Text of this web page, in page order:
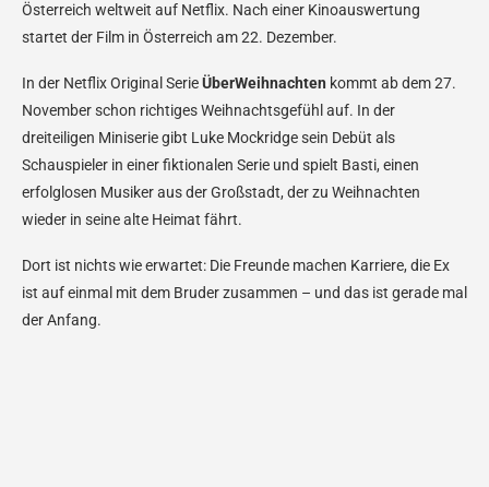
Österreich weltweit auf Netflix. Nach einer Kinoauswertung
startet der Film in Österreich am 22. Dezember.
In der Netflix Original SerieÜberWeihnachten kommt ab dem 27.
November schon richtiges Weihnachtsgefühl auf. In der
dreiteiligen Miniserie gibt Luke Mockridge sein Debüt als
Schauspieler in einer fiktionalen Serie und spielt Basti, einen
erfolglosen Musiker aus der Großstadt, der zu Weihnachten
wieder in seine alte Heimat fährt.
Dort ist nichts wie erwartet: Die Freunde machen Karriere, die Ex
ist auf einmal mit dem Bruder zusammen – und das ist gerade mal
der Anfang.